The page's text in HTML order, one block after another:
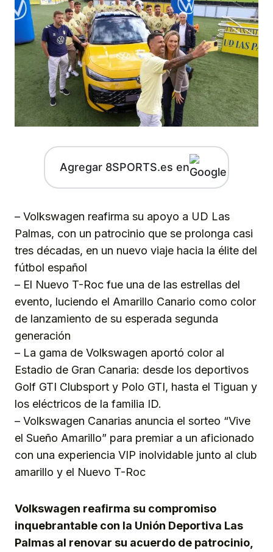
Agregar 8SPORTS.es en
– Volkswagen reafirma su apoyo a UD Las
Palmas, con un patrocinio que se prolonga casi
tres décadas, en un nuevo viaje hacia la élite del
fútbol español
– El Nuevo T-Roc fue una de las estrellas del
evento, luciendo el Amarillo Canario como color
de lanzamiento de su esperada segunda
generación
– La gama de Volkswagen aportó color al
Estadio de Gran Canaria: desde los deportivos
Golf GTI Clubsport y Polo GTI, hasta el Tiguan y
los eléctricos de la familia ID.
– Volkswagen Canarias anuncia el sorteo “Vive
el Sueño Amarillo” para premiar a un aficionado
con una experiencia VIP inolvidable junto al club
amarillo y el Nuevo T-Roc
Volkswagen reafirma su compromiso
inquebrantable con la Unión Deportiva Las
Palmas al renovar su acuerdo de patrocinio,